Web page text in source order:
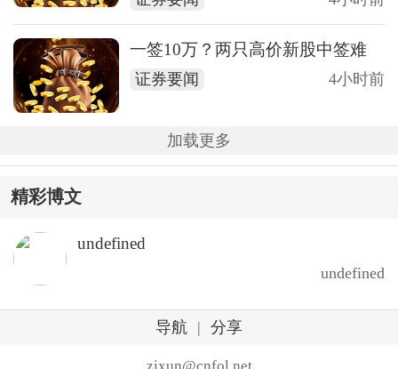
一签10万？两只高价新股中签难
证券要闻 4小时前
加载更多
精彩博文
undefined
undefined
导航 | 分享